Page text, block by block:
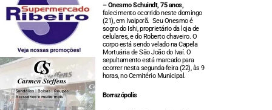
– Onesmo Schuindt, 75 anos,
falecimento ocorrido neste domingo
(21), em Ivaiporã. Seu Onesmo é
sogro do Ishi, proprietário da loja de
celulares, e do Roberto chaveiro. O
corpo está sendo velado na Capela
Mortuária de São João do Ivaí. O
sepultamento está marcado para
ocorrer nesta segunda-feira (22), às 9
horas, no Cemitério Municipal.
Borrazópolis